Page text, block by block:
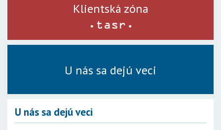
Klientská zóna
U nás sa dejú veci
U nás sa dejú veci